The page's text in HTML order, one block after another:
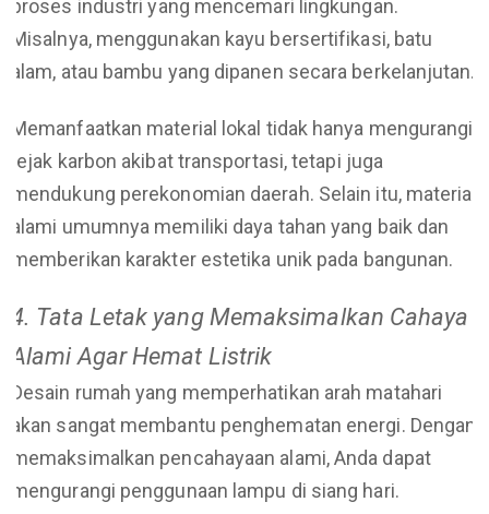
proses industri yang mencemari lingkungan.
Misalnya, menggunakan kayu bersertifikasi, batu
alam, atau bambu yang dipanen secara berkelanjutan.
Memanfaatkan material lokal tidak hanya mengurangi
jejak karbon akibat transportasi, tetapi juga
mendukung perekonomian daerah. Selain itu, material
alami umumnya memiliki daya tahan yang baik dan
memberikan karakter estetika unik pada bangunan.
4. Tata Letak yang Memaksimalkan Cahaya
Alami Agar Hemat Listrik
Desain rumah yang memperhatikan arah matahari
akan sangat membantu penghematan energi. Dengan
memaksimalkan pencahayaan alami, Anda dapat
mengurangi penggunaan lampu di siang hari.